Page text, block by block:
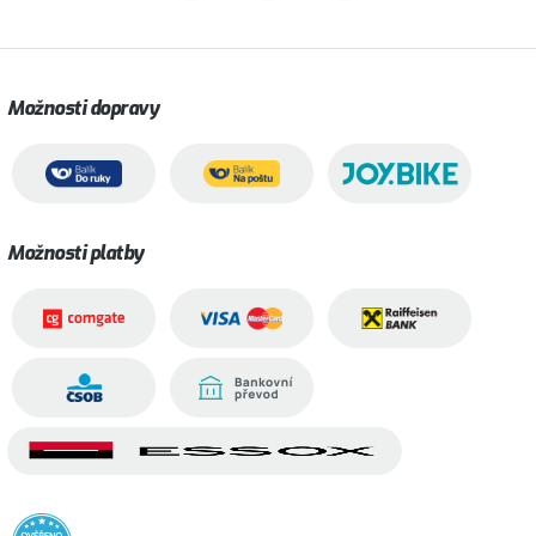
Možnosti dopravy
Možnosti platby